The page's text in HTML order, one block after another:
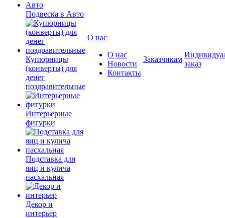
Подвеска в Авто
Купюрницы
(конверты) для
денег
поздравительные
Интерьерные
фигурки
Подставка для
яиц и кулича
пасхальная
Декор и
интерьер
О нас
О нас
Новости
Контакты
Заказчикам
заказ